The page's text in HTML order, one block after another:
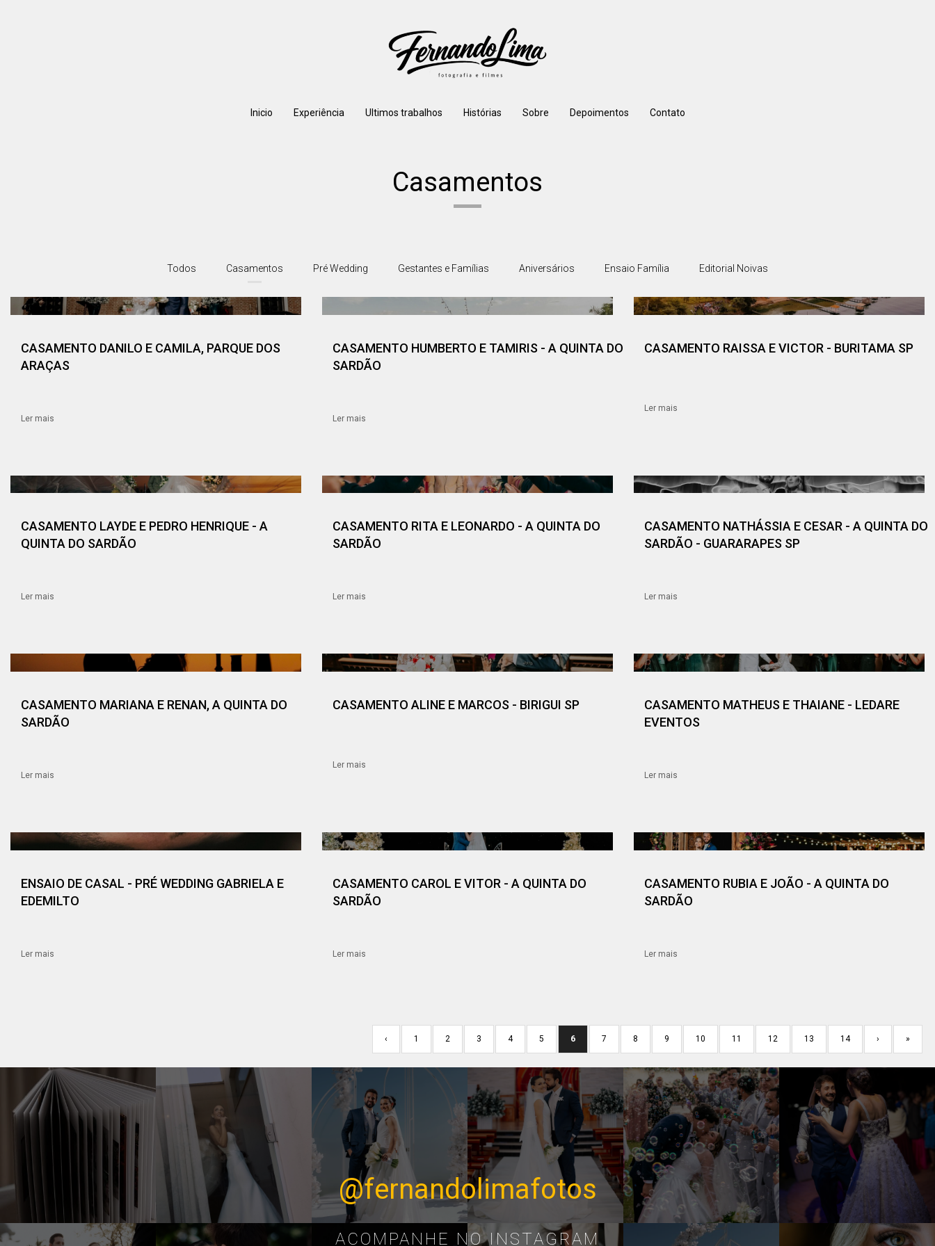
Inicio Experiência Ultimos trabalhos Histórias Sobre Depoimentos Contato
Casamentos
Todos Casamentos Pré Wedding Gestantes e Famílias Aniversários Ensaio Família Editorial Noivas
CASAMENTO DANILO E CAMILA, PARQUE DOS
ARAÇAS
Ler mais
CASAMENTO HUMBERTO E TAMIRIS - A QUINTA DO
SARDÃO
Ler mais
CASAMENTO RAISSA E VICTOR - BURITAMA SP
Ler mais
CASAMENTO LAYDE E PEDRO HENRIQUE - A
QUINTA DO SARDÃO
Ler mais
CASAMENTO RITA E LEONARDO - A QUINTA DO
SARDÃO
Ler mais
CASAMENTO NATHÁSSIA E CESAR - A QUINTA DO
SARDÃO - GUARARAPES SP
Ler mais
CASAMENTO MARIANA E RENAN, A QUINTA DO
SARDÃO
Ler mais
CASAMENTO ALINE E MARCOS - BIRIGUI SP
Ler mais
CASAMENTO MATHEUS E THAIANE - LEDARE
EVENTOS
Ler mais
ENSAIO DE CASAL - PRÉ WEDDING GABRIELA E
EDEMILTO
Ler mais
CASAMENTO CAROL E VITOR - A QUINTA DO
SARDÃO
Ler mais
CASAMENTO RUBIA E JOÃO - A QUINTA DO
SARDÃO
Ler mais
‹ 1 2 3 4 5 6 7 8 9 10 11 12 13 14 › »
@fernandolimafotos
ACOMPANHE NO INSTAGRAM